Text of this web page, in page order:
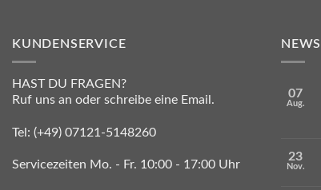
KUNDENSERVICE
HAST DU FRAGEN?
Ruf uns an oder schreibe eine Email.
Tel: (+49) 07121-5148260
Servicezeiten Mo. - Fr. 10:00 - 17:00 Uhr
NEWS
07
Aug.
23
Nov.